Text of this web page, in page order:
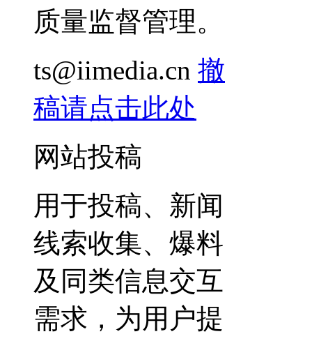
质量监督管理。
ts@iimedia.cn 撤
稿请点击此处
网站投稿
用于投稿、新闻
线索收集、爆料
及同类信息交互
需求，为用户提